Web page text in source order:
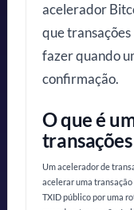
acelerador
que
fazer quando
confirmação.
O que é
Um acelerador de
acelerar uma
TXID público por uma